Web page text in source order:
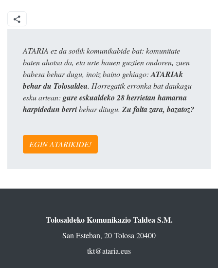
ATARIA ez da soilik komunikabide bat: komunitate
baten ahotsa da, eta urte hauen guztien ondoren, zuen
babesa behar dugu, inoiz baino gehiago: ATARIAk
behar du Tolosaldea. Horregatik erronka bat daukagu
esku artean: gure eskualdeko 28 herrietan hamarna
harpidedun berribehar ditugu. Zu falta zara, bazatoz?
EGIN ATARIKIDE!
Tolosaldeko Komunikazio Taldea S.M.
San Esteban, 20 Tolosa 20400
tkt@ataria.eus